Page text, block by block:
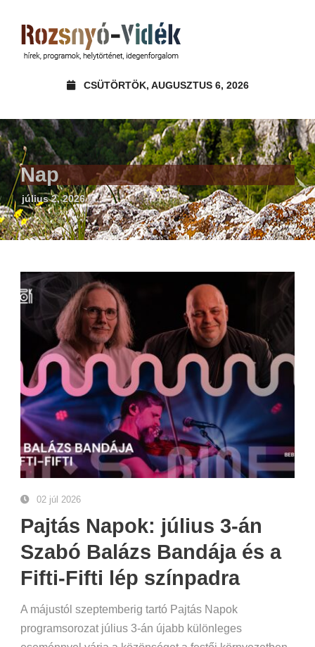
CSÜTÖRTÖK, AUGUSZTUS 6, 2026
Nap
július 2, 2026
02 júl 2026
Pajtás Napok: július 3-án
Szabó Balázs Bandája és a
Fifti-Fifti lép színpadra
A májustól szeptemberig tartó Pajtás Napok
programsorozat július 3-án újabb különleges